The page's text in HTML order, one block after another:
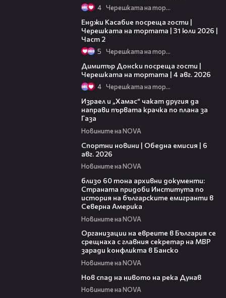
4 Черешката на тортата
Енджи Касабие посреща гости |
Черешката на тортата | 31 юли 2026 |
Част 2
5 Черешката на тортата
Димитър Донски посреща гости |
Черешката на тортата | 4 авг. 2026
4 Черешката на тортата
Израел и „Хамас“ чакат другия да
направи първата крачка по плана за
Газа
Новините на NOVA
Спортни новини | Обедна емисия | 6
aвг. 2026
Новините на NOVA
близо 60 тона архивни документи:
Страната придоби Института по
история на българските емигранти в
Северна Америка
Новините на NOVA
Организации на евреите в България се
срещнаха с главния секретар на МВР
заради конфликта в Банско
Новините на NOVA
Нов спад на нивото на река Дунав
Новините на NOVA